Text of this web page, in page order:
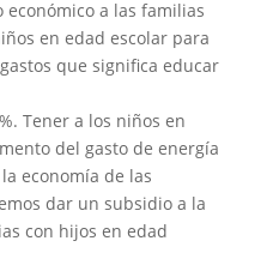
a las familias
en edad escolar para
que significa educar
Tener a los niños en
del gasto de energía
economía de las
dar un subsidio a la
con hijos en edad